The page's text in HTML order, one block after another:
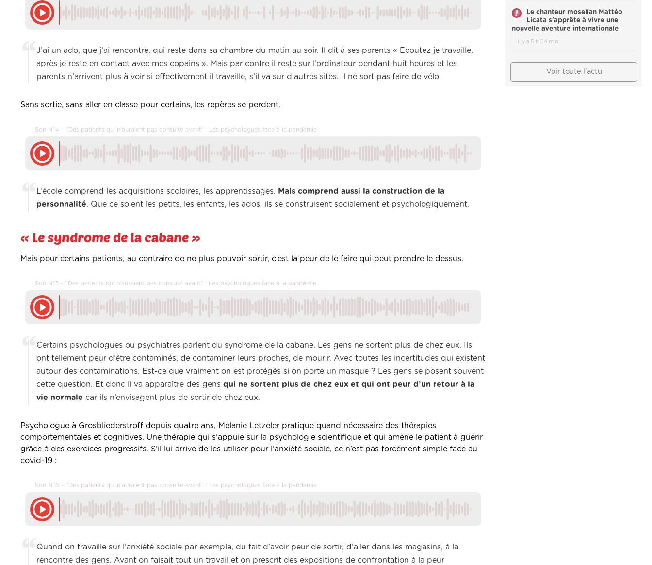
J’ai un ado, que j’ai rencontré, qui reste dans sa chambre du matin au soir. Il dit à ses parents « Ecoutez je travaille,
après je reste en contact avec mes copains ». Mais par contre il reste sur l’ordinateur pendant huit heures et les
parents n’arrivent plus à voir si effectivement il travaille, s’il va sur d’autres sites. Il ne sort pas faire de vélo.
Sans sortie, sans aller en classe pour certains, les repères se perdent.
Son N°4 - ''Des patients qui n'auraient pas consulté avant" : Les psychologues face à la pandémie
L’école comprend les acquisitions scolaires, les apprentissages. Mais comprend aussi la construction de la
personnalité. Que ce soient les petits, les enfants, les ados, ils se construisent socialement et psychologiquement.
« Le syndrome de la cabane »
Mais pour certains patients, au contraire de ne plus pouvoir sortir, c’est la peur de le faire qui peut prendre le dessus.
Son N°5 - ''Des patients qui n'auraient pas consulté avant" : Les psychologues face à la pandémie
Certains psychologues ou psychiatres parlent du syndrome de la cabane. Les gens ne sortent plus de chez eux. Ils
ont tellement peur d’être contaminés, de contaminer leurs proches, de mourir. Avec toutes les incertitudes qui existent
autour des contaminations. Est-ce que vraiment on est protégés si on porte un masque ? Les gens se posent souvent
cette question. Et donc il va apparaître des gens qui ne sortent plus de chez eux et qui ont peur d’un retour à la
vie normale car ils n’envisagent plus de sortir de chez eux.
Psychologue à Grosbliederstroff depuis quatre ans, Mélanie Letzeler pratique quand nécessaire des thérapies
comportementales et cognitives. Une thérapie qui s’appuie sur la psychologie scientifique et qui amène le patient à guérir
grâce à des exercices progressifs. S’il lui arrive de les utiliser pour l’anxiété sociale, ce n’est pas forcément simple face au
covid-19 :
Son N°6 - ''Des patients qui n'auraient pas consulté avant" : Les psychologues face à la pandémie
Quand on travaille sur l’anxiété sociale par exemple, du fait d’avoir peur de sortir, d’aller dans les magasins, à la
rencontre des gens. Avant on faisait tout un travail et on prescrit des expositions de confrontation à la peur
Le chanteur mosellan Mattéo
Licata s'apprête à vivre une
nouvelle aventure internationale
il y a 5 h 54 min
Voir toute l'actu